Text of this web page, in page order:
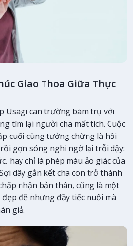
Giao Thoa Giữa Thực
Usagi can trường bám trụ với
tìm lại người cha mất tích. Cuộc
cuối cùng tưởng chừng là hồi
gợn sóng nghi ngờ lại trỗi dậy:
hay chỉ là phép màu ảo giác của
dây gắn kết cha con trở thành
nhận bản thân, cũng là một
đẽ nhưng đầy tiếc nuối mà
giả.